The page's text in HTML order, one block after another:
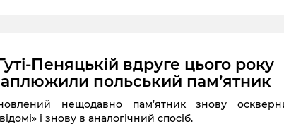
Пеняцькій вдруге цього року
польський пам’ятник
нещодавно пам’ятник знову
і знову в аналогічний спосіб.